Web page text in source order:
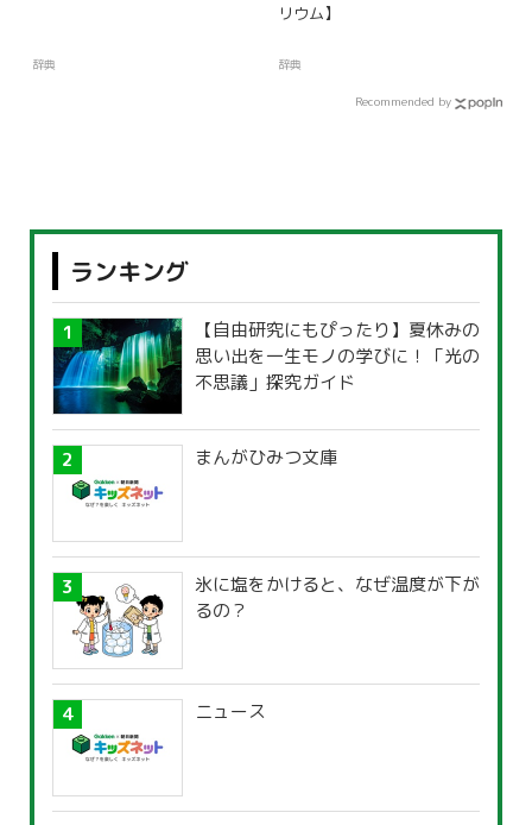
辞典
リウム】
辞典
Recommended by
ランキング
【自由研究にもぴったり】夏休みの
思い出を一生モノの学びに！「光の
不思議」探究ガイド
まんがひみつ文庫
氷に塩をかけると、なぜ温度が下が
るの？
ニュース